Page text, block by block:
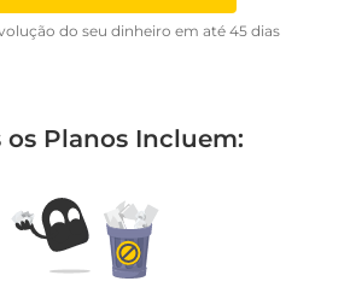
do seu dinheiro em até 45 dias
os Planos Incluem: